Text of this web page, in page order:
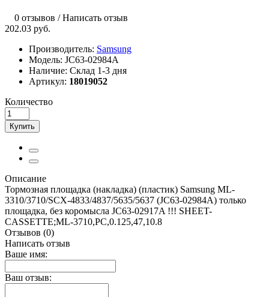
0 отзывов /Написать отзыв
202.03 руб.
Производитель: Samsung
Модель: JC63-02984A
Наличие: Склад 1-3 дня
Артикул: 18019052
Количество
Купить
Описание
Тормозная площадка (накладка) (пластик) Samsung ML-
3310/3710/SCX-4833/4837/5635/5637 (JC63-02984A) только
площадка, без коромысла JC63-02917A !!! SHEET-
CASSETTE;ML-3710,PC,0.125,47,10.8
Отзывов (0)
Написать отзыв
Ваше имя:
Ваш отзыв: